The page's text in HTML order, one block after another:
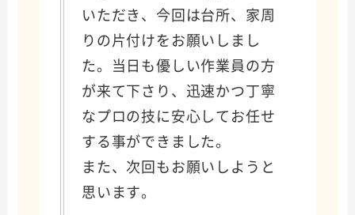
いただき、今回は台所、家周
りの片付けをお願いしまし
た。当日も優しい作業員の方
が来て下さり、迅速かつ丁寧
なプロの技に安心してお任せ
する事ができました。
また、次回もお願いしようと
思います。